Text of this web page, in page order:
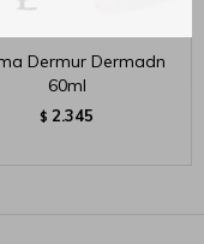
Dermur Dermadn
60ml
$ 2.345